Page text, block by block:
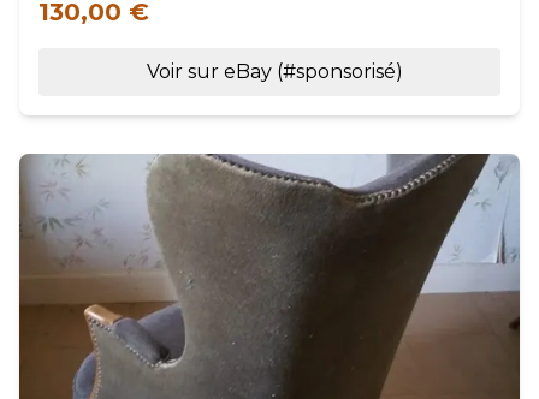
130,00 €
Voir sur eBay (#sponsorisé)